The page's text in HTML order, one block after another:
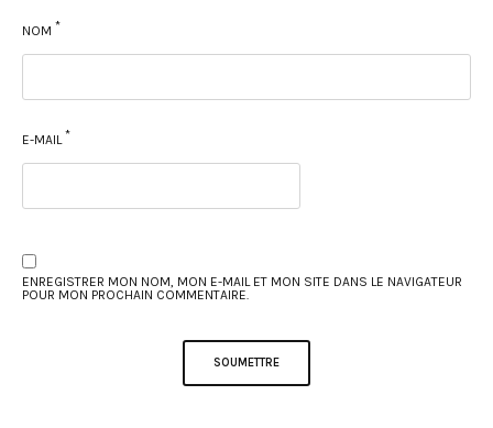
NOM *
E-MAIL *
ENREGISTRER MON NOM, MON E-MAIL ET MON SITE DANS LE NAVIGATEUR
POUR MON PROCHAIN COMMENTAIRE.